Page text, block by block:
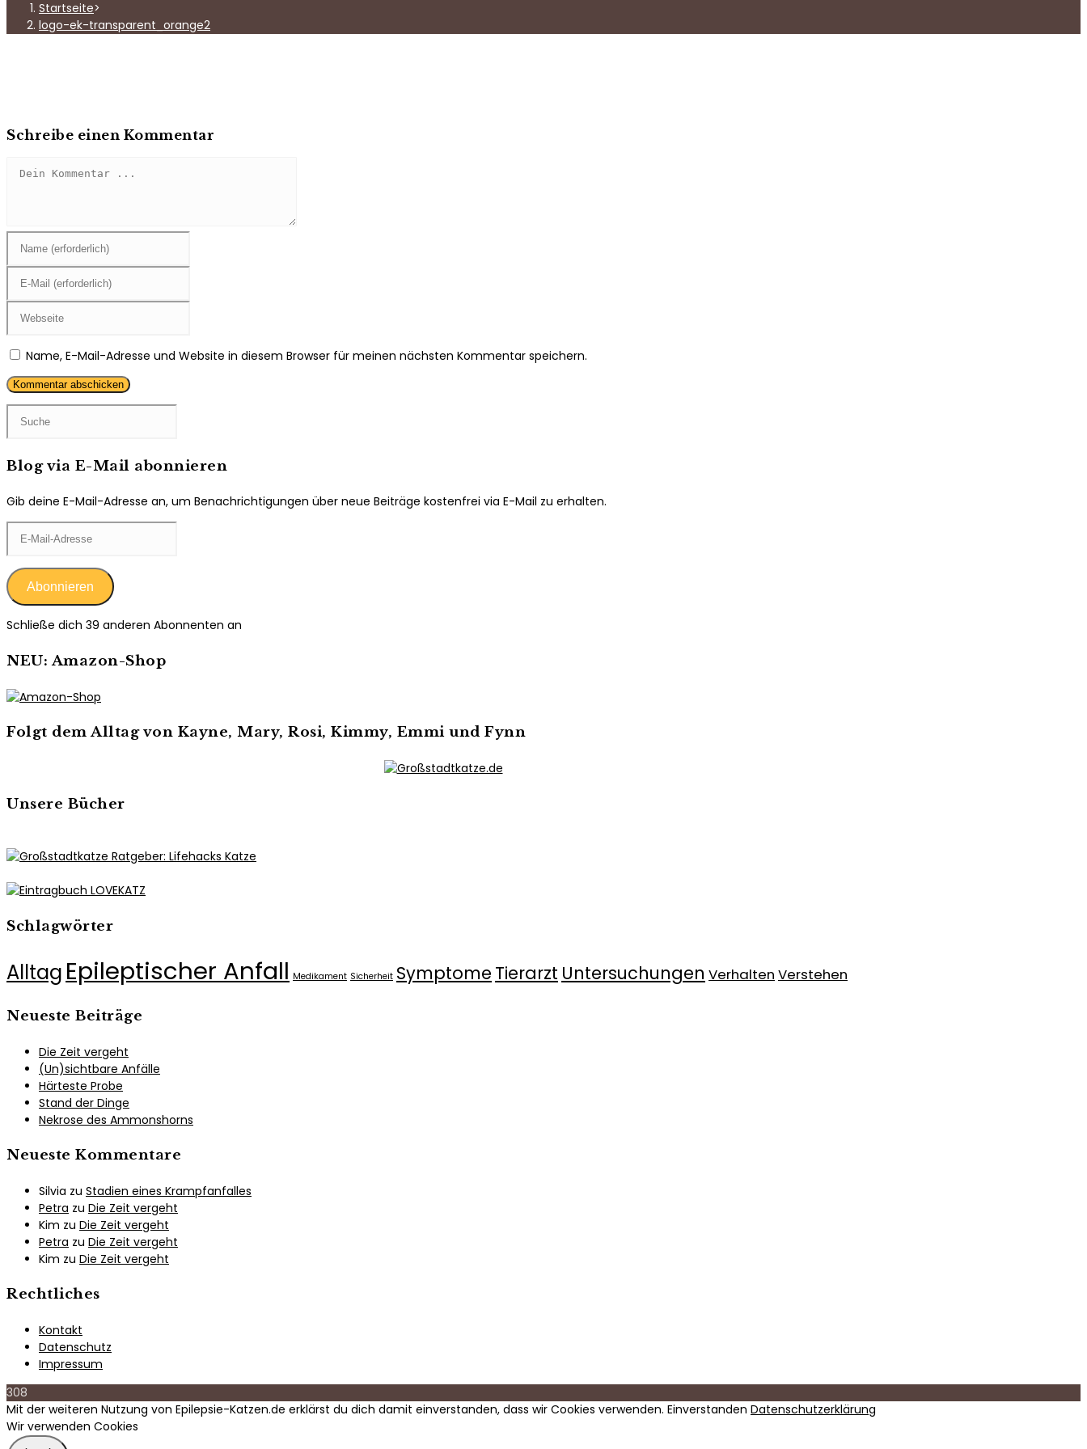
Startseite>
logo-ek-transparent_orange2
Schreibe einen Kommentar
Kommentieren
deinen
Namen
oder
Benutzernamen
zum
Kommentieren
ein
deine
E-
Mail-
zum
Kommentieren
ein
deine
URL
ein
(optional)
Name, E-Mail-Adresse und Website in diesem Browser für meinen nächsten Kommentar speichern.
Blog via E-Mail abonnieren
Gib deine E-Mail-Adresse an, um Benachrichtigungen über neue Beiträge kostenfrei via E-Mail zu erhalten.
Mail-
Abonnieren
Schließe dich 39 anderen Abonnenten an
NEU: Amazon-Shop
Folgt dem Alltag von Kayne, Mary, Rosi, Kimmy, Emmi und Fynn
Unsere Bücher
Schlagwörter
Alltag Epileptischer Anfall Medikament Sicherheit Symptome Tierarzt Untersuchungen Verhalten Verstehen
Neueste Beiträge
Die Zeit vergeht
(Un)sichtbare Anfälle
Härteste Probe
Stand der Dinge
Nekrose des Ammonshorns
Neueste Kommentare
Silvia zu Stadien eines Krampfanfalles
Petra zu Die Zeit vergeht
Kim zu Die Zeit vergeht
Petra zu Die Zeit vergeht
Kim zu Die Zeit vergeht
Rechtliches
Kontakt
Datenschutz
Impressum
308
Mit der weiteren Nutzung von Epilepsie-Katzen.de erklärst du dich damit einverstanden, dass wir Cookies verwenden. Einverstanden Datenschutzerklärung
Wir verwenden Cookies